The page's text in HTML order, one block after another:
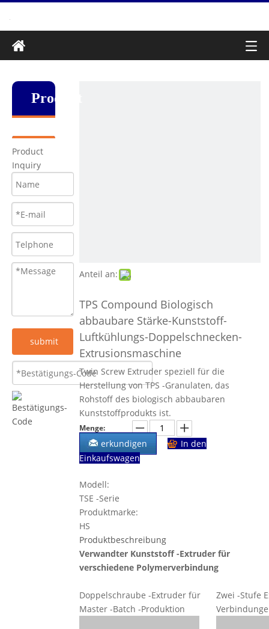
Produkt
Product
Inquiry
submit
Anteil an:
TPS Compound Biologisch
abbaubare Stärke-Kunststoff-
Luftkühlungs-Doppelschnecken-
Extrusionsmaschine
Twin Screw Extruder speziell für die
Herstellung von TPS -Granulaten, das
Rohstoff des biologisch abbaubaren
Kunststoffprodukts ist.
Menge:
erkundigen
In den
Einkaufswagen
Modell:
TSE -Serie
Produktmarke:
HS
Produktbeschreibung
Verwandter Kunststoff -Extruder für
verschiedene Polymerverbindung
Doppelschraube -Extruder für
Master -Batch -Produktion
Zwei -Stufe